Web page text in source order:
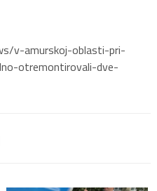
v-amurskoj-oblasti-pri-
otremontirovali-dve-